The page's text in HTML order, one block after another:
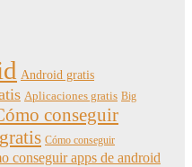
Android gratis
Aplicaciones gratis Big
conseguir
Cómo conseguir
conseguir apps de android